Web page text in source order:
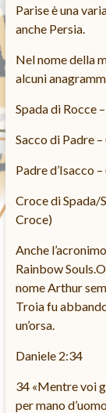
Parise è una
anche Persia.
Nel nome della
alcuni
Spada di Rocce
Sacco di Padre
Padre d’Isacco
Croce di Spada/
Croce)
Anche
Rainbow
nome Arthur
Troia fu
un’orsa.
Daniele 2:34
34 «Mentre voi
per mano